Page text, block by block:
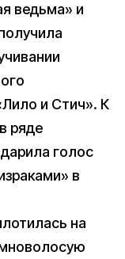
ведьма» и
и Стич». К
ряде
голос
в
на